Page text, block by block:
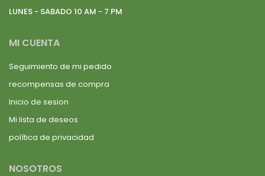
LUNES - SABADO 10 AM - 7 PM
MI CUENTA
Seguimiento de mi pedido
recompensas de compra
Inicio de sesion
Mi lista de deseos
política de privacidad
NOSOTROS